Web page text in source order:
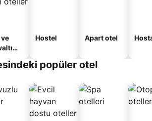
Hostel Apart otel
popüler otel